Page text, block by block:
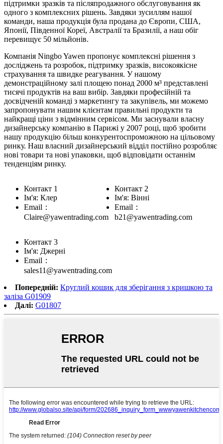
підтримки зразків та післяпродажного обслуговування як
одного з комплексних рішень. Завдяки зусиллям нашої
команди, наша продукція була продана до Європи, США,
Японії, Південної Кореї, Австралії та Бразилії, а наш обіг
перевищує 50 мільйонів.
Компанія Ningbo Yawen пропонує комплексні рішення з
досліджень та розробок, підтримку зразків, високоякісне
страхування та швидке реагування. У нашому
демонстраційному залі площею понад 2000 м³ представлені
тисячі продуктів на ваш вибір. Завдяки професійній та
досвідченій команді з маркетингу та закупівель, ми можемо
запропонувати нашим клієнтам правильні продукти та
найкращі ціни з відмінним сервісом. Ми заснували власну
дизайнерську компанію в Парижі у 2007 році, щоб зробити
нашу продукцію більш конкурентоспроможною на цільовому
ринку. Наш власний дизайнерський відділ постійно розробляє
нові товари та нові упаковки, щоб відповідати останнім
тенденціям ринку.
Контакт 1
Ім'я: Клер
Email：
Claire@yawentrading.com
Контакт 2
Ім'я: Вінні
Email：
b21@yawentrading.com
Контакт 3
Ім'я: Джерні
Email：
sales11@yawentrading.com
Попередній: Круглий кошик для зберігання з кришкою та
заліза G01909
Далі: G01807